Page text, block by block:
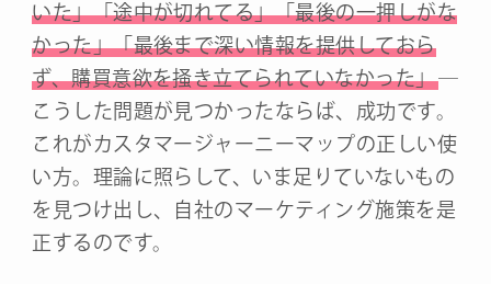
いた」「途中が切れてる」「最後の一押しがな
かった」「最後まで深い情報を提供しておら
ず、購買意欲を掻き立てられていなかった」―
こうした問題が見つかったならば、成功です。
これがカスタマージャーニーマップの正しい使
い方。理論に照らして、いま足りていないもの
を見つけ出し、自社のマーケティング施策を是
正するのです。